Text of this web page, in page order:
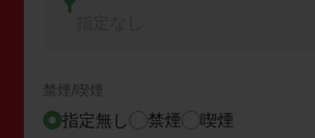
禁煙/喫煙
指定無し 禁煙 喫煙